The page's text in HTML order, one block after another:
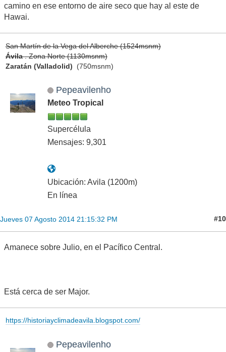
camino en ese entorno de aire seco que hay al este de
Hawai.
San Martín de la Vega del Alberche (1524msnm)
Ávila. Zona Norte (1130msnm)
Zaratán (Valladolid) (750msnm)
Pepeavilenho
Meteo Tropical
Supercélula
Mensajes: 9,301
Ubicación: Avila (1200m)
En línea
Jueves 07 Agosto 2014 21:15:32 PM #10
Amanece sobre Julio, en el Pacífico Central.
Está cerca de ser Major.
https://historiayclimadeavila.blogspot.com/
Pepeavilenho